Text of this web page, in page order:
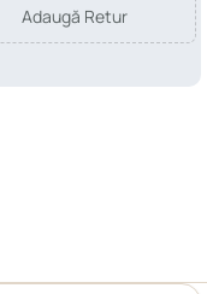
Adaugă Retur